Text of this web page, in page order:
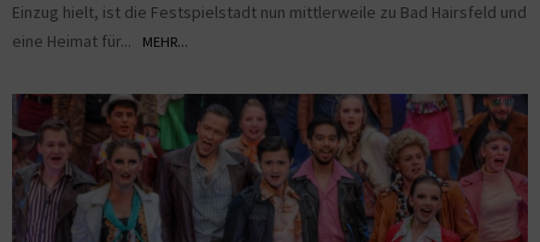
Einzug hielt, ist die Festspielstadt nun mittlerweile zu Bad Hairsfeld und
eine Heimat für...
MEHR...